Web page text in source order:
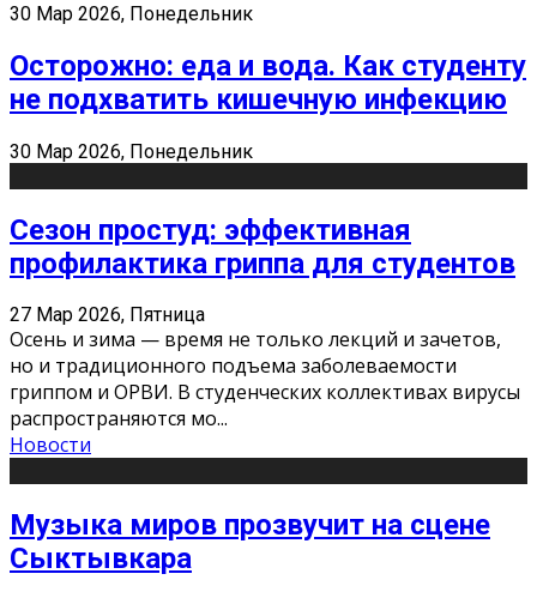
30 Мар 2026, Понедельник
Осторожно: еда и вода. Как студенту
не подхватить кишечную инфекцию
30 Мар 2026, Понедельник
Сезон простуд: эффективная
профилактика гриппа для студентов
27 Мар 2026, Пятница
Осень и зима — время не только лекций и зачетов,
но и традиционного подъема заболеваемости
гриппом и ОРВИ. В студенческих коллективах вирусы
распространяются мо...
Новости
Музыка миров прозвучит на сцене
Сыктывкара